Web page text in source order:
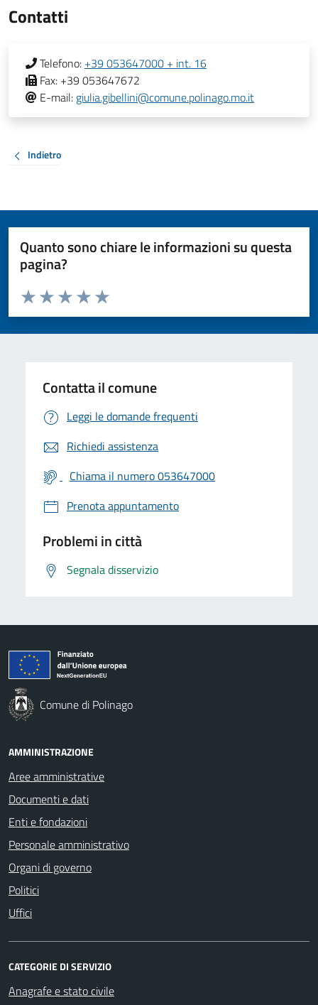
Contatti
Telefono: +39 053647000 + int. 16
Fax: +39 053647672
E-mail: giulia.gibellini@comune.polinago.mo.it
Indietro
Quanto sono chiare le informazioni su questa
pagina?
Valuta da 1 a 5 stelle la pagina
Valuta 5 stelle su 5
Valuta 4 stelle su 5
Valuta 3 stelle su 5
Valuta 2 stelle su 5
Valuta 1 stelle su 5
Contatta il comune
Leggi le domande frequenti
Richiedi assistenza
Chiama il numero 053647000
Prenota appuntamento
Problemi in città
Segnala disservizio
Comune di Polinago
AMMINISTRAZIONE
Aree amministrative
Documenti e dati
Enti e fondazioni
Personale amministrativo
Organi di governo
Politici
Uffici
CATEGORIE DI SERVIZIO
Anagrafe e stato civile